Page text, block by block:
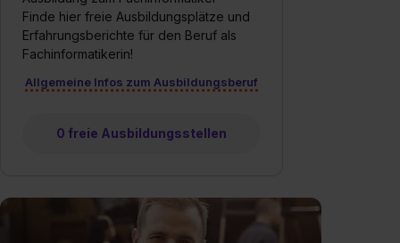
Finde hier freie Ausbildungsplätze und
Erfahrungsberichte für den Beruf als
Fachinformatikerin!
Allgemeine Infos zum Ausbildungsberuf
0 freie Ausbildungsstellen